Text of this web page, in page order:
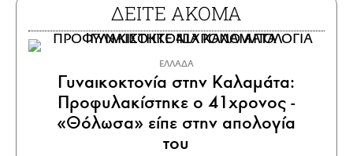
ΔΕΙΤΕ ΑΚΟΜΑ
ΕΛΛΑΔΑ
Γυναικοκτονία στην Καλαμάτα:
Προφυλακίστηκε ο 41χρονος -
«Θόλωσα» είπε στην απολογία
του